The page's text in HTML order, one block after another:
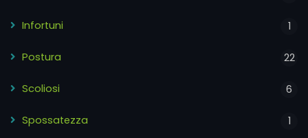
Infortuni 1
Postura 22
Scoliosi 6
Spossatezza 1